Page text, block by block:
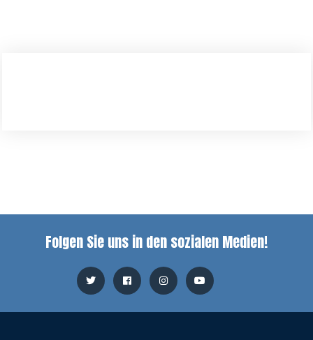
Folgen Sie uns in den sozialen Medien!